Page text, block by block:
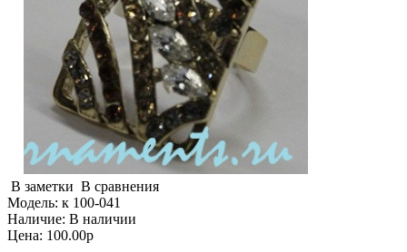
В заметки В сравнения
Модель: к 100-041
Наличие: В наличии
Цена: 100.00р